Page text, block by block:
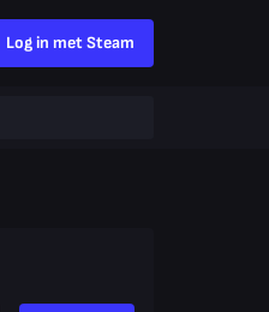
Log in met Steam